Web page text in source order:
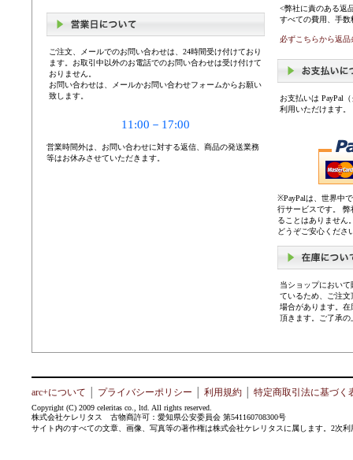
ご注文、メールでのお問い合わせは、24時間受け付けており
ます。お取引中以外のお電話でのお問い合わせは受け付けて
おりません。
お問い合わせは、メールかお問い合わせフォームからお願い
致します。
11:00－17:00
営業時間外は、お問い合わせに対する返信、商品の発送業務
等はお休みさせていただきます。
<弊社に責のある返
すべての費用、手
必ずこちらから返
お支払いは PayPal
利用いただけます。
※PayPalは、世界中
行サービスです。
ることはありません
どうぞご安心くださ
当ショップにおい
ているため、ご注
場合があります。
頂きます。ご了承
arc+について プライバシーポリシー 利用規約 特定商取引法に基づく
Copyright (C) 2009 celeritas co., ltd. All rights reserved.
株式会社ケレリタス 古物商許可：愛知県公安委員会 第541160708300号
サイト内のすべての文章、画像、写真等の著作権は株式会社ケレリタスに属します。2次